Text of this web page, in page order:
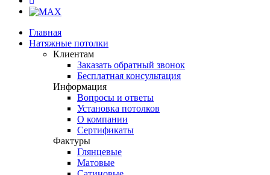
Главная
Натяжные потолки
Клиентам
Заказать обратный звонок
Бесплатная консультация
Информация
Вопросы и ответы
Установка потолков
О компании
Сертификаты
Фактуры
Глянцевые
Матовые